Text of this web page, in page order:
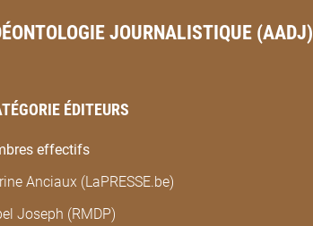
JOURNALISTIQUE (AADJ)
ÉDITEURS
effectifs
Anciaux (LaPRESSE.be)
Joseph (RMDP)